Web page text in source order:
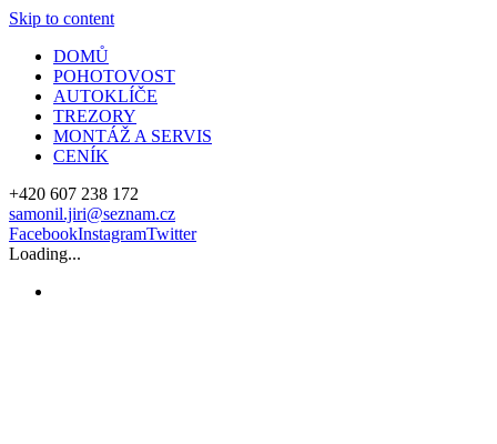
Skip to content
DOMŮ
POHOTOVOST
AUTOKLÍČE
TREZORY
MONTÁŽ A SERVIS
CENÍK
+420 607 238 172
samonil.jiri@seznam.cz
FacebookInstagramTwitter
Loading...